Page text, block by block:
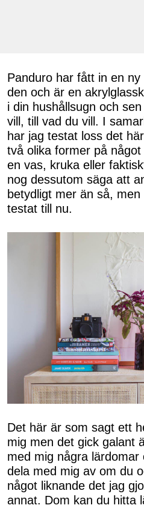
Panduro har fått in en ny
den och är en
i din hushållsugn och
vill, till vad du vill. I
har jag testat loss det
två olika former på
en vas, kruka eller
nog dessutom säga att
betydligt mer än så,
testat till nu.
Det här är som sagt ett
mig men det gick galant
med mig några
dela med mig av om du
något liknande det jag
annat. Dom kan du hitta